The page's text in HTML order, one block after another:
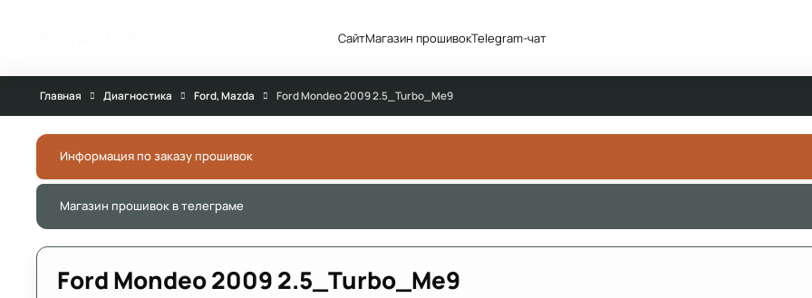
СайтМагазин прошивокTelegram-чатСообщество
Главная Диагностика Ford, Mazda Ford Mondeo 2009 2.5_Turbo_Me9
Информация по заказу прошивок
Магазин прошивок в телеграме
Ford Mondeo 2009 2.5_Turbo_Me9